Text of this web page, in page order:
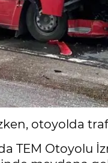
otoyolda
TEM